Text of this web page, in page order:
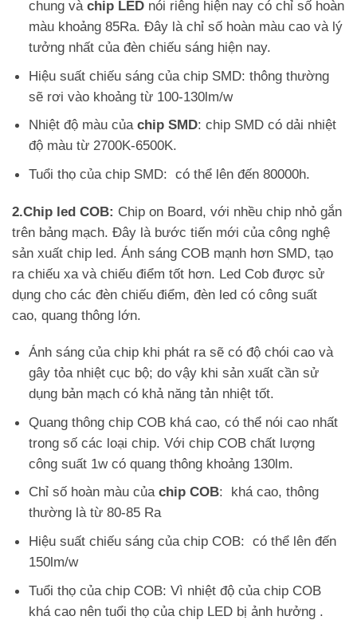
Skip
to
chung và chip LEDnói riêng hiện nay có chỉ số hoàn
màu khoảng 85Ra. Đây là chỉ số hoàn màu cao và lý
tưởng nhất của đèn chiếu sáng hiện nay.
Hiệu suất chiếu sáng của chip SMD: thông thường
sẽ rơi vào khoảng từ 100-130lm/w
Nhiệt độ màu của chip SMD: chip SMD có dải nhiệt
độ màu từ 2700K-6500K.
Tuổi thọ của chip SMD: có thể lên đến 80000h.
2.Chip led COB: Chip on Board, với nhều chip nhỏ gắn
trên bảng mạch. Đây là bước tiến mới của công nghệ
sản xuất chip led. Ánh sáng COB mạnh hơn SMD, tạo
ra chiếu xa và chiếu điểm tốt hơn. Led Cob được sử
dụng cho các đèn chiếu điểm, đèn led có công suất
cao, quang thông lớn.
Ánh sáng của chip khi phát ra sẽ có độ chói cao và
gây tỏa nhiệt cục bộ; do vậy khi sản xuất cần sử
dụng bản mạch có khả năng tản nhiệt tốt.
Quang thông chip COB khá cao, có thể nói cao nhất
trong số các loại chip. Với chip COB chất lượng
công suất 1w có quang thông khoảng 130lm.
Chỉ số hoàn màu củachip COB: khá cao, thông
thường là từ 80-85 Ra
Hiệu suất chiếu sáng của chip COB: có thể lên đến
150lm/w
Tuổi thọ của chip COB: Vì nhiệt độ của chip COB
khá cao nên tuổi thọ của chip LED bị ảnh hưởng .